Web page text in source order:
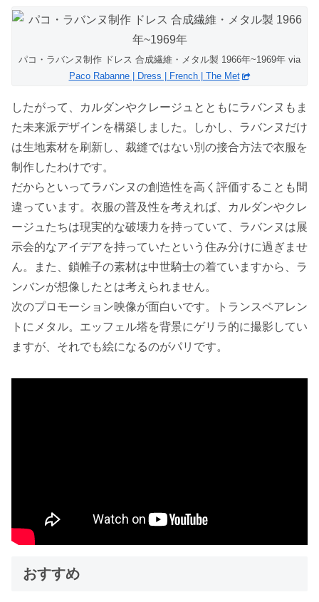
パコ・ラバンヌ制作 ドレス 合成繊維・メタル製 1966年~1969年 via
Paco Rabanne | Dress | French | The Met
したがって、カルダンやクレージュとともにラバンヌもま
た未来派デザインを構築しました。しかし、ラバンヌだけ
は生地素材を刷新し、裁縫ではない別の接合方法で衣服を
制作したわけです。
だからといってラバンヌの創造性を高く評価することも間
違っています。衣服の普及性を考えれば、カルダンやクレ
ージュたちは現実的な破壊力を持っていて、ラバンヌは展
示会的なアイデアを持っていたという住み分けに過ぎませ
ん。また、鎖帷子の素材は中世騎士の着ていますから、ラ
ンバンが想像したとは考えられません。
次のプロモーション映像が面白いです。トランスペアレン
トにメタル。エッフェル塔を背景にゲリラ的に撮影してい
ますが、それでも絵になるのがパリです。
おすすめ